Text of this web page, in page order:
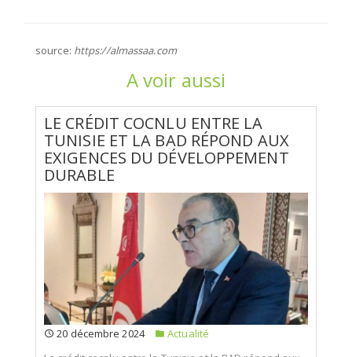
source: https://almassaa.com
A voir aussi
LE CRÉDIT COCNLU ENTRE LA
TUNISIE ET LA BAD RÉPOND AUX
EXIGENCES DU DÉVELOPPEMENT
DURABLE
20 décembre 2024
Actualité